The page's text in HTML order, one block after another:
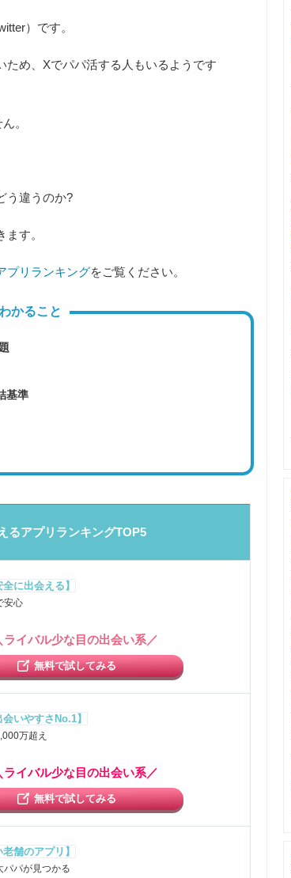
）です。
め、Xでパパ活する人もいるようです
。
う違うのか?
す。
プリランキングをご覧ください。
かること
基準
るアプリランキングTOP5
に出会える】
安心
ライバル少な目の出会い系／
無料で試してみる
いやすさNo.1】
万超え
ライバル少な目の出会い系／
無料で試してみる
舗のアプリ】
パパが見つかる